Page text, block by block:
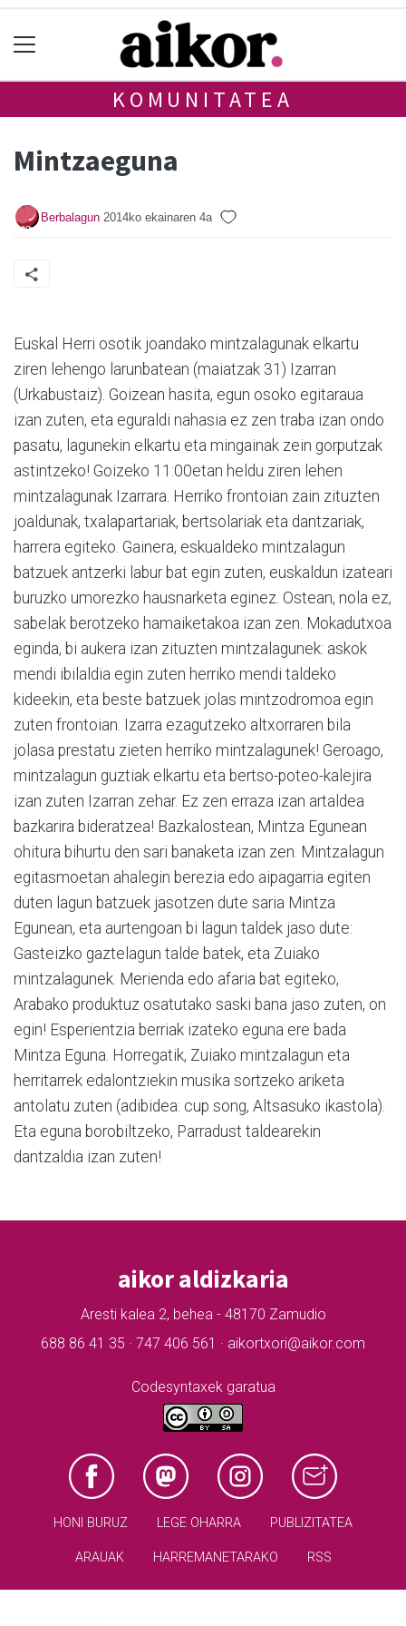
KOMUNITATEA
Mintzaeguna
Berbalagun 2014ko ekainaren 4a
Euskal Herri osotik joandako mintzalagunak elkartu
ziren lehengo larunbatean (maiatzak 31) Izarran
(Urkabustaiz). Goizean hasita, egun osoko egitaraua
izan zuten, eta eguraldi nahasia ez zen traba izan ondo
pasatu, lagunekin elkartu eta mingainak zein gorputzak
astintzeko! Goizeko 11:00etan heldu ziren lehen
mintzalagunak Izarrara. Herriko frontoian zain zituzten
joaldunak, txalapartariak, bertsolariak eta dantzariak,
harrera egiteko. Gainera, eskualdeko mintzalagun
batzuek antzerki labur bat egin zuten, euskaldun izateari
buruzko umorezko hausnarketa eginez. Ostean, nola ez,
sabelak berotzeko hamaiketakoa izan zen. Mokadutxoa
eginda, bi aukera izan zituzten mintzalagunek: askok
mendi ibilaldia egin zuten herriko mendi taldeko
kideekin, eta beste batzuek jolas mintzodromoa egin
zuten frontoian. Izarra ezagutzeko altxorraren bila
jolasa prestatu zieten herriko mintzalagunek! Geroago,
mintzalagun guztiak elkartu eta bertso-poteo-kalejira
izan zuten Izarran zehar. Ez zen erraza izan artaldea
bazkarira bideratzea! Bazkalostean, Mintza Egunean
ohitura bihurtu den sari banaketa izan zen. Mintzalagun
egitasmoetan ahalegin berezia edo aipagarria egiten
duten lagun batzuek jasotzen dute saria Mintza
Egunean, eta aurtengoan bi lagun taldek jaso dute:
Gasteizko gaztelagun talde batek, eta Zuiako
mintzalagunek. Merienda edo afaria bat egiteko,
Arabako produktuz osatutako saski bana jaso zuten, on
egin! Esperientzia berriak izateko eguna ere bada
Mintza Eguna. Horregatik, Zuiako mintzalagun eta
herritarrek edalontziekin musika sortzeko ariketa
antolatu zuten (adibidea: cup song, Altsasuko ikastola).
Eta eguna borobiltzeko, Parradust taldearekin
dantzaldia izan zuten!
aikor aldizkaria
Aresti kalea 2, behea - 48170 Zamudio
688 86 41 35 · 747 406 561 · aikortxori@aikor.com
Codesyntaxek garatua
HONI BURUZ LEGE OHARRA PUBLIZITATEA
ARAUAK HARREMANETARAKO RSS